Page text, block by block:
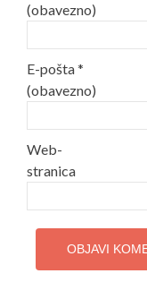
(obavezno)
E-pošta*
(obavezno)
Web-
stranica